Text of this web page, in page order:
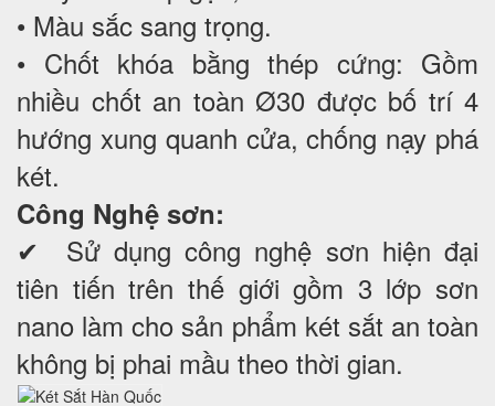
• Màu sắc sang trọng.
• Chốt khóa bằng thép cứng: Gồm
nhiều chốt an toàn Ø30 được bố trí 4
hướng xung quanh cửa, chống nạy phá
két.
Công Nghệ sơn:
✔ Sử dụng công nghệ sơn hiện đại
tiên tiến trên thế giới gồm 3 lớp sơn
nano làm cho sản phẩm két sắt an toàn
không bị phai mầu theo thời gian.